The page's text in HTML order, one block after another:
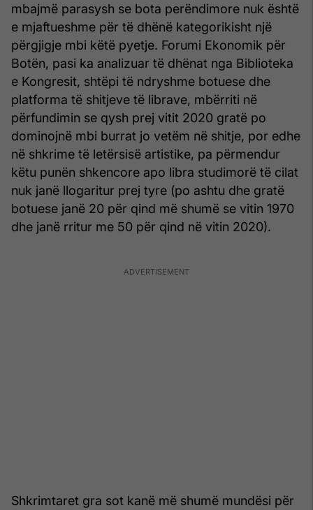
mbajmë parasysh se bota perëndimore nuk është
e mjaftueshme për të dhënë kategorikisht një
përgjigje mbi këtë pyetje. Forumi Ekonomik për
Botën, pasi ka analizuar të dhënat nga Biblioteka
e Kongresit, shtëpi të ndryshme botuese dhe
platforma të shitjeve të librave, mbërriti në
përfundimin se qysh prej vitit 2020 gratë po
dominojnë mbi burrat jo vetëm në shitje, por edhe
në shkrime të letërsisë artistike, pa përmendur
këtu punën shkencore apo libra studimorë të cilat
nuk janë llogaritur prej tyre (po ashtu dhe gratë
botuese janë 20 për qind më shumë se vitin 1970
dhe janë rritur me 50 për qind në vitin 2020).
Shkrimtaret gra sot kanë më shumë mundësi për